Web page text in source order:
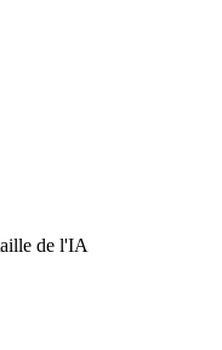
de l'IA